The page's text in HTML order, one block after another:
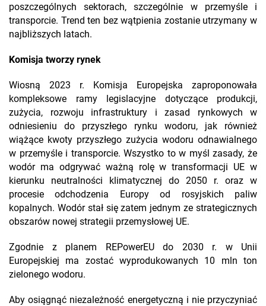
poszczególnych sektorach, szczególnie w przemyśle i
transporcie. Trend ten bez wątpienia zostanie utrzymany w
najbliższych latach.
Komisja tworzy rynek
Wiosną 2023 r. Komisja Europejska zaproponowała
kompleksowe ramy legislacyjne dotyczące produkcji,
zużycia, rozwoju infrastruktury i zasad rynkowych w
odniesieniu do przyszłego rynku wodoru, jak również
wiążące kwoty przyszłego zużycia wodoru odnawialnego
w przemyśle i transporcie. Wszystko to w myśl zasady, że
wodór ma odgrywać ważną rolę w transformacji UE w
kierunku neutralności klimatycznej do 2050 r. oraz w
procesie odchodzenia Europy od rosyjskich paliw
kopalnych. Wodór stał się zatem jednym ze strategicznych
obszarów nowej strategii przemysłowej UE.
Zgodnie z planem REPowerEU do 2030 r. w Unii
Europejskiej ma zostać wyprodukowanych 10 mln ton
zielonego wodoru.
Aby osiągnąć niezależność energetyczną i nie przyczyniać